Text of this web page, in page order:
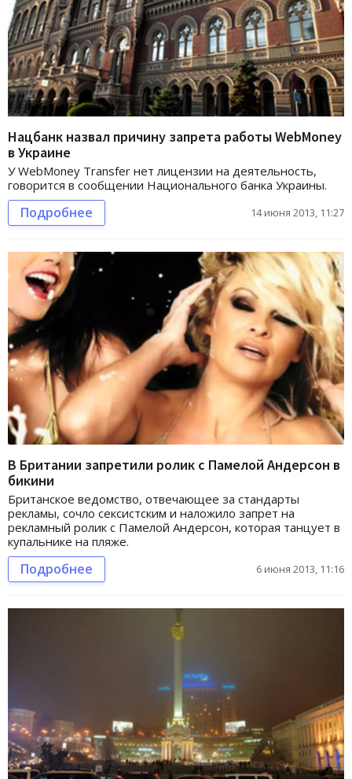
Нацбанк назвал причину запрета работы WebMoney
в Украине
У WebMoney Transfer нет лицензии на деятельность,
говорится в сообщении Национального банка Украины.
Подробнее 14 июня 2013, 11:27
В Британии запретили ролик с Памелой Андерсон в
бикини
Британское ведомство, отвечающее за стандарты
рекламы, сочло сексистским и наложило запрет на
рекламный ролик с Памелой Андерсон, которая танцует в
купальнике на пляже.
Подробнее 6 июня 2013, 11:16